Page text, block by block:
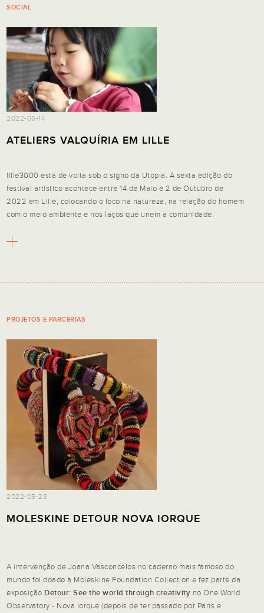
SOCIAL
2022-05-14
ATELIERS VALQUÍRIA EM LILLE
lille3000 está de volta sob o signo da Utopia. A sexta edição do
festival artístico acontece entre 14 de Maio e 2 de Outubro de
2022 em Lille, colocando o foco na natureza, na relação do homem
com o meio ambiente e nos laços que unem a comunidade.
PROJETOS E PARCERIAS
2022-05-23
MOLESKINE DETOUR NOVA IORQUE
A intervenção de Joana Vasconcelos no caderno mais famoso do
mundo foi doado à Moleskine Foundation Collection e fez parte da
exposição Detour: See the world throughcreativity no One World
Observatory - Nova Iorque (depois de ter passado por Paris e